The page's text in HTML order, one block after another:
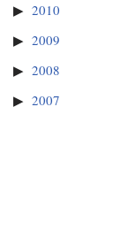
2010
2009
2008
2007